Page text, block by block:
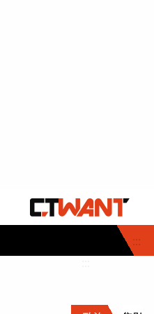
:::
社會首頁
時事
調查